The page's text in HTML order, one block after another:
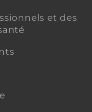
et des